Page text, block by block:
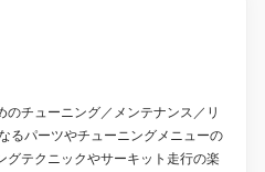
のチューニング／メンテナンス／リ
るパーツやチューニングメニューの
グテクニックやサーキット走行の楽